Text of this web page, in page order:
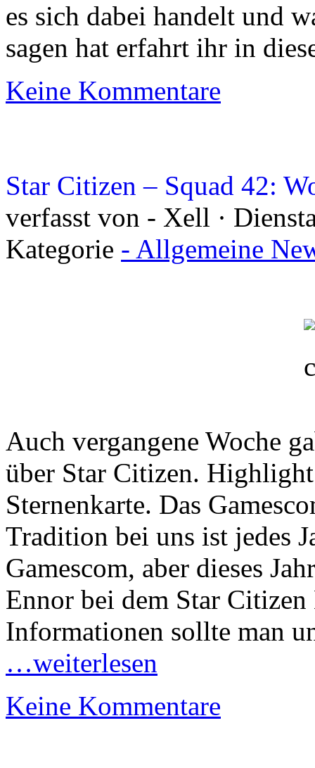
es sich dabei handelt und
sagen hat erfahrt ihr in
Keine Kommentare
Star Citizen – Squad 42:
verfasst von - Xell ·
Kategorie - Allgemeine
Auch vergangene Woche
über Star Citizen.
Sternenkarte. Das
Tradition bei uns ist jedes
Gamescom, aber dieses
Ennor bei dem Star
Informationen sollte man
…weiterlesen
Keine Kommentare